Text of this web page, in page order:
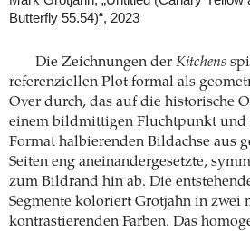
Butterfly 55.54)“, 2023
Die Zeichnungen der Kitchens
referenziellen Plot formal als
Over durch, das auf die historische
einem bildmittigen Fluchtpunkt und
Format halbierenden Bildachse aus
Seiten eng aneinandergesetzte,
zum Bildrand hin ab. Die
Segmente koloriert Grotjahn in zwei
kontrastierenden Farben. Das